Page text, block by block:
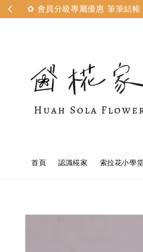
✿ 會員分級專屬優惠 筆筆結
首頁 認識椛家 索拉花小學